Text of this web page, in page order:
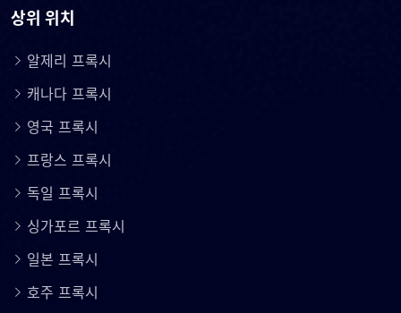
상위 위치
알제리 프록시
캐나다 프록시
영국 프록시
프랑스 프록시
독일 프록시
싱가포르 프록시
일본 프록시
호주 프록시